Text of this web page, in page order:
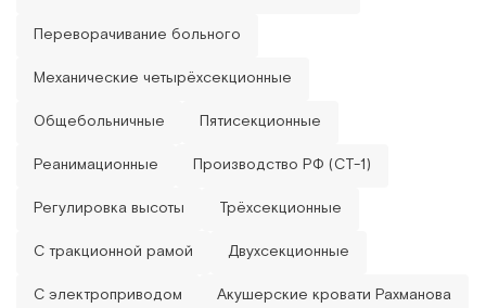
Переворачивание больного
Механические четырёхсекционные
Общебольничные Пятисекционные
Реанимационные Производство РФ (СТ-1)
Регулировка высоты Трёхсекционные
С тракционной рамой Двухсекционные
С электроприводом Акушерские кровати Рахманова